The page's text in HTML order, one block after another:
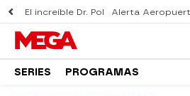
El increíble Dr. Pol Alerta
SERIES PROGRAMAS